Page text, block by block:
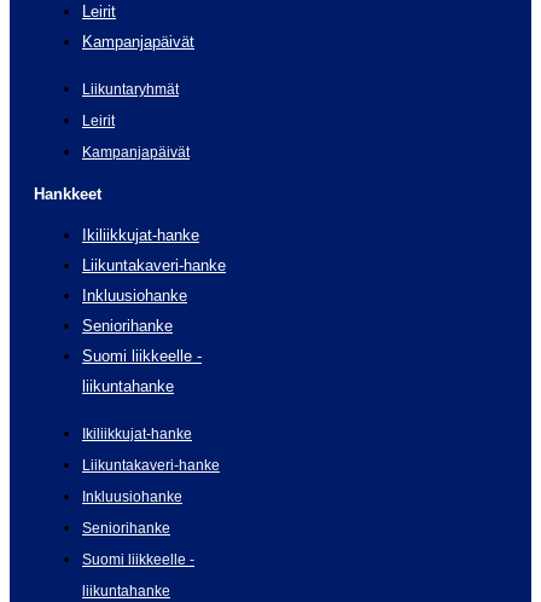
Leirit
Kampanjapäivät
Liikuntaryhmät
Leirit
Kampanjapäivät
Hankkeet
Ikiliikkujat-hanke
Liikuntakaveri-hanke
Inkluusiohanke
Seniorihanke
Suomi liikkeelle -
liikuntahanke
Ikiliikkujat-hanke
Liikuntakaveri-hanke
Inkluusiohanke
Seniorihanke
Suomi liikkeelle -
liikuntahanke